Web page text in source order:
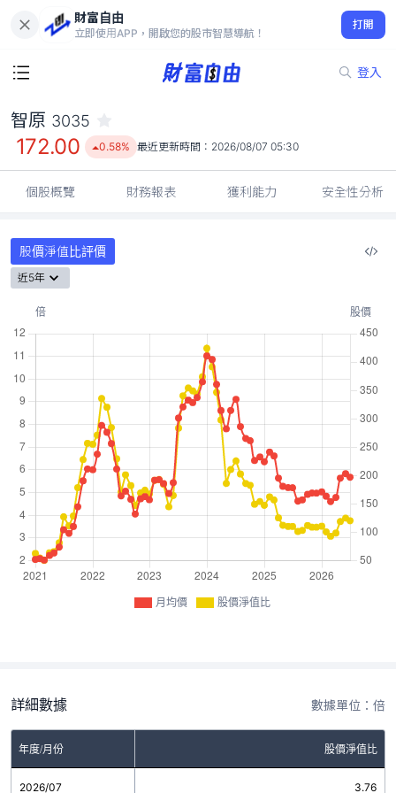
財富自由
立即使用APP，開啟您的股市智慧導航！
打開
登入
172.00
0.58%
智原 3035
172.00 0.58% 最近更新時間： 2026/08/07 05:30
個股概覽 財務報表 獲利能力 安全性分析
股價淨值比評價
近5年
月均價 股價淨值比
詳細數據 數據單位：倍
年度/月份 股價淨值比
2026/07 3.76